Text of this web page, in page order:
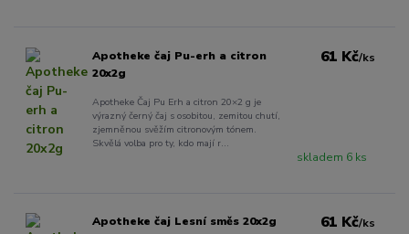
Apotheke čaj Pu-erh a citron
20x2g
Apotheke Čaj Pu Erh a citron 20×2 g je
výrazný černý čaj s osobitou, zemitou chutí,
zjemněnou svěžím citronovým tónem.
Skvělá volba pro ty, kdo mají r...
61 Kč/ks
skladem 6 ks
Apotheke čaj Lesní směs 20x2g 61 Kč/ks